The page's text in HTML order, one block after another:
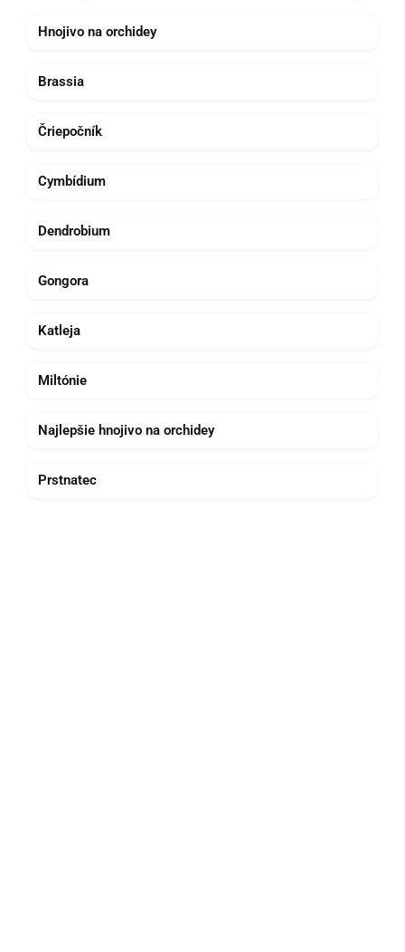
Hnojivo na orchidey
Brassia
Čriepočník
Cymbídium
Dendrobium
Gongora
Katleja
Miltónie
Najlepšie hnojivo na orchidey
Prstnatec